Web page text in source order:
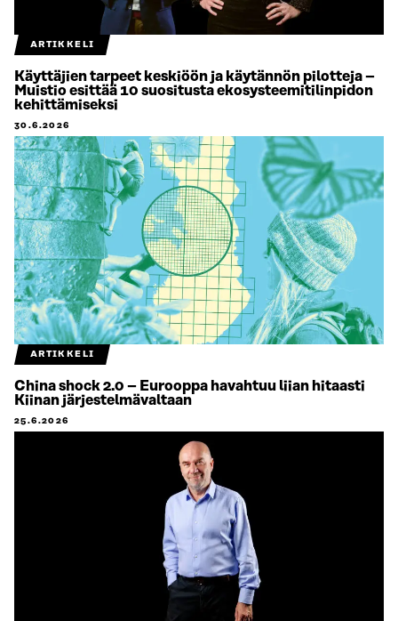
ARTIKKELI
Käyttäjien tarpeet keskiöön ja käytännön pilotteja –
Muistio esittää 10 suositusta ekosysteemitilinpidon
kehittämiseksi
30.6.2026
ARTIKKELI
China shock 2.0 – Eurooppa havahtuu liian hitaasti
Kiinan järjestelmävaltaan
25.6.2026